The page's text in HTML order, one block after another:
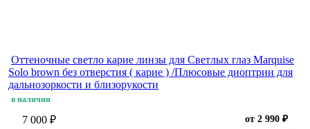
Оттеночные светло карие линзы для Светлых глаз Marquise
Solo brown без отверстия ( карие ) /Плюсовые диоптрии для
дальнозоркости и близорукости
в наличии
7 000 ₽ от 2 990 ₽